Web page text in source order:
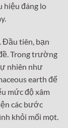
hiệu đáng lo
Đầu tiên, bạn
Trong trường
nhiên như
earth để
mức độ xâm
các bước
khỏi mối mọt.